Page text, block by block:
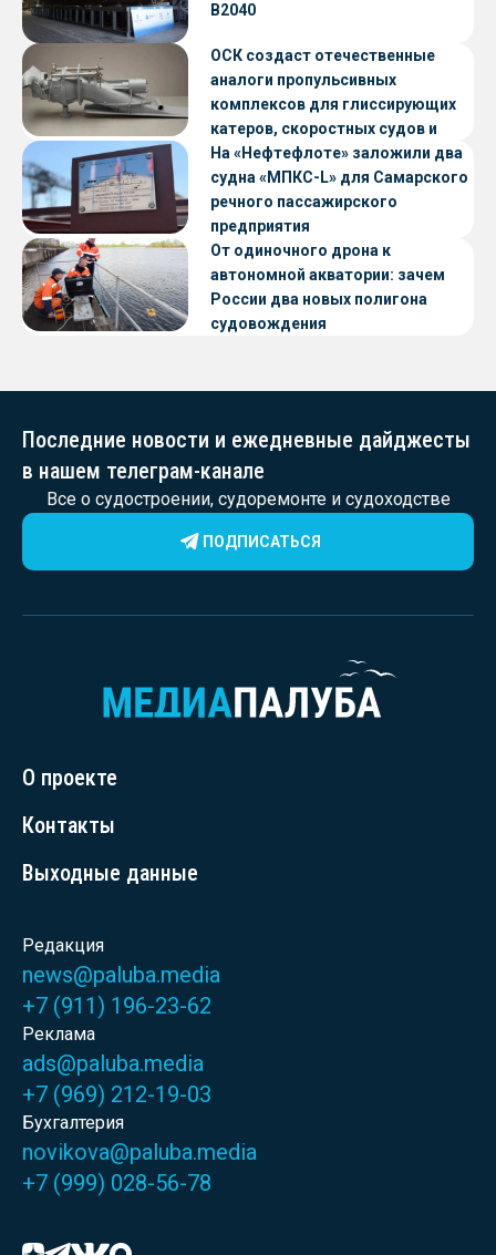
В2040
ОСК создаст отечественные
аналоги пропульсивных
комплексов для глиссирующих
катеров, скоростных судов и
судов с малой осадкой
На «Нефтефлоте» заложили два
судна «МПКС-L» для Самарского
речного пассажирского
предприятия
От одиночного дрона к
автономной акватории: зачем
России два новых полигона
судовождения
Последние новости и ежедневные дайджесты
в нашем телеграм-канале
Все о судостроении, судоремонте и судоходстве
ПОДПИСАТЬСЯ
О проекте
Контакты
Выходные данные
Редакция
news@paluba.media
+7 (911) 196-23-62
Реклама
ads@paluba.media
+7 (969) 212-19-03
Бухгалтерия
novikova@paluba.media
+7 (999) 028-56-78